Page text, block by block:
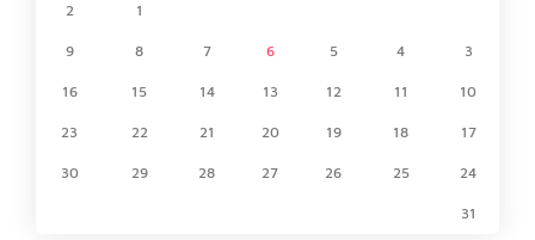
1
2
3
4
5
6
7
8
9
10
11
12
13
14
15
16
17
18
19
20
21
22
23
24
25
26
27
28
29
30
31